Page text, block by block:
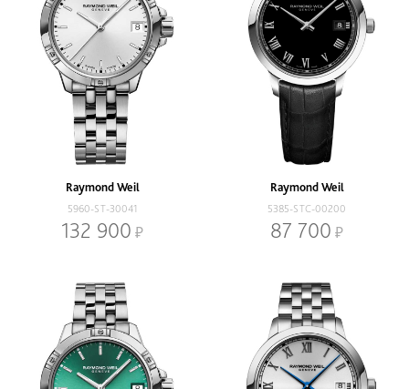
Raymond Weil
5960-ST-30041
132 900
Raymond Weil
5385-STC-00200
87 700